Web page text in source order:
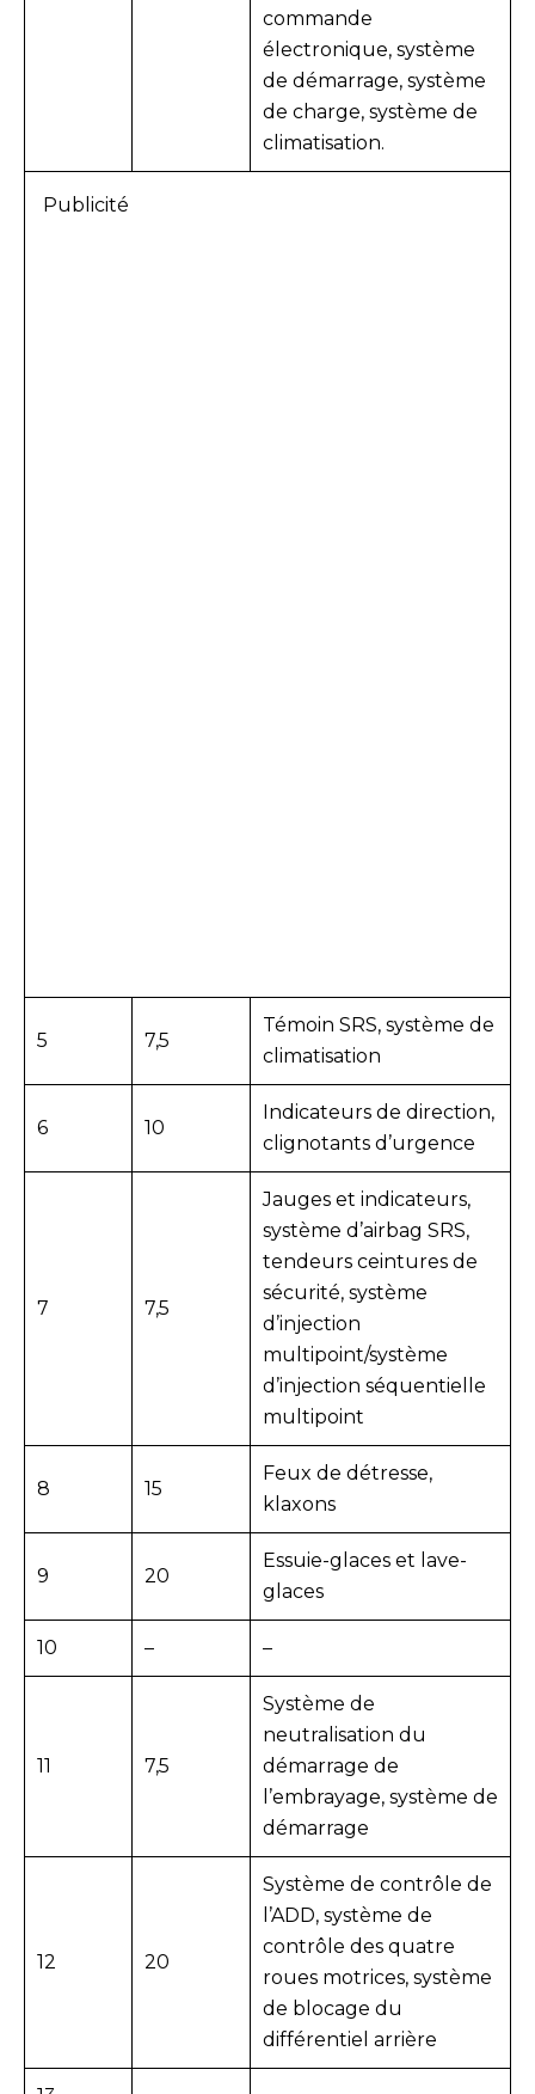
commande
électronique, système
de démarrage, système
de charge, système de
climatisation.
Publicité
5 7,5
Témoin SRS, système de
climatisation
6 10
Indicateurs de direction,
clignotants d’urgence
7 7,5
Jauges et indicateurs,
système d’airbag SRS,
tendeurs ceintures de
sécurité, système
d’injection
multipoint/système
d’injection séquentielle
multipoint
8 15
Feux de détresse,
klaxons
9 20
Essuie-glaces et lave-
glaces
10 – –
11 7,5
Système de
neutralisation du
démarrage de
l’embrayage, système de
démarrage
12 20
Système de contrôle de
l’ADD, système de
contrôle des quatre
roues motrices, système
de blocage du
différentiel arrière